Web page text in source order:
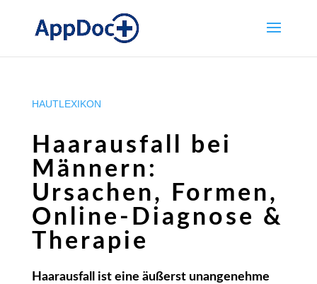
HAUTLEXIKON
Haarausfall bei
Männern:
Ursachen, Formen,
Online-Diagnose &
Therapie
Haarausfall ist eine äußerst unangenehme